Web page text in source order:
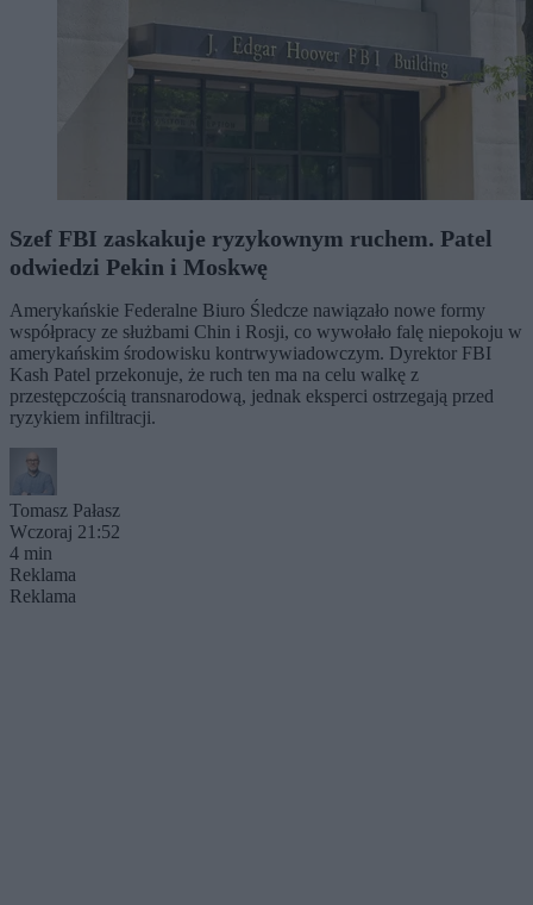
Szef FBI zaskakuje ryzykownym ruchem. Patel
odwiedzi Pekin i Moskwę
Amerykańskie Federalne Biuro Śledcze nawiązało nowe formy
współpracy ze służbami Chin i Rosji, co wywołało falę niepokoju w
amerykańskim środowisku kontrwywiadowczym. Dyrektor FBI
Kash Patel przekonuje, że ruch ten ma na celu walkę z
przestępczością transnarodową, jednak eksperci ostrzegają przed
ryzykiem infiltracji.
Tomasz Pałasz
Wczoraj 21:52
4 min
Reklama
Reklama